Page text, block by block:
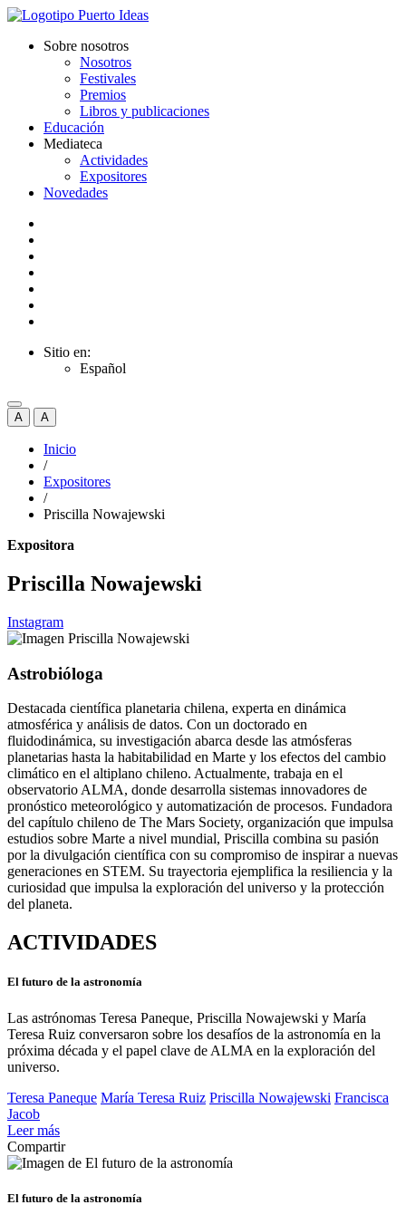
Sobre nosotros
Nosotros
Festivales
Premios
Libros y publicaciones
Educación
Mediateca
Actividades
Expositores
Novedades
Sitio en:
Español
A A
Inicio
/
Expositores
/
Priscilla Nowajewski
Expositora
Priscilla Nowajewski
Instagram
Astrobióloga
Destacada científica planetaria chilena, experta en dinámica
atmosférica y análisis de datos. Con un doctorado en
fluidodinámica, su investigación abarca desde las atmósferas
planetarias hasta la habitabilidad en Marte y los efectos del cambio
climático en el altiplano chileno. Actualmente, trabaja en el
observatorio ALMA, donde desarrolla sistemas innovadores de
pronóstico meteorológico y automatización de procesos. Fundadora
del capítulo chileno de The Mars Society, organización que impulsa
estudios sobre Marte a nivel mundial, Priscilla combina su pasión
por la divulgación científica con su compromiso de inspirar a nuevas
generaciones en STEM. Su trayectoria ejemplifica la resiliencia y la
curiosidad que impulsa la exploración del universo y la protección
del planeta.
ACTIVIDADES
El futuro de la astronomía
Las astrónomas Teresa Paneque, Priscilla Nowajewski y María
Teresa Ruiz conversaron sobre los desafíos de la astronomía en la
próxima década y el papel clave de ALMA en la exploración del
universo.
Teresa Paneque María Teresa Ruiz Priscilla Nowajewski Francisca
Jacob
Leer más
Compartir
El futuro de la astronomía